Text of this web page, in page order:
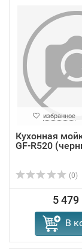
избранное
Кухонная
GF-R520
(0)
5 479
В